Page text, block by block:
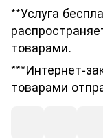
**Услуга
товарами.
***Интернет-
товарами